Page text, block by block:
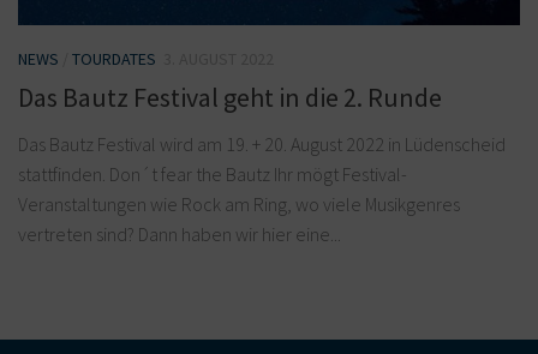
NEWS TOURDATES
Das Bautz Festival geht in die 2. Runde
Das Bautz Festival wird am 19. + 20. August 2022 in Lüdenscheid
stattfinden. Don´t fear the Bautz Ihr mögt Festival-
Veranstaltungen wie Rock am Ring, wo viele Musikgenres
vertreten sind? Dann haben wir hier eine...